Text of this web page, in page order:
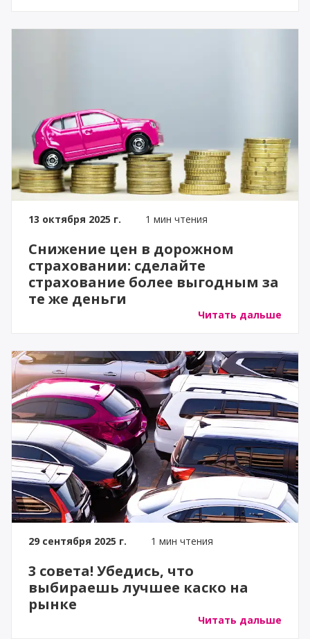
13 октября 2025 г. 1 мин чтения
Снижение цен в дорожном
страховании: сделайте
страхование более выгодным за
те же деньги
Читать дальше
29 сентября 2025 г. 1 мин чтения
3 совета! Убедись, что
выбираешь лучшее каско на
рынке
Читать дальше